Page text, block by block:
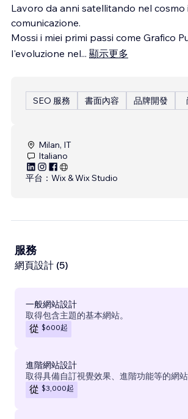
Lavoro da anni satellitando nel cosmo
comunicazione.
Mossi i miei primi passi come Grafico
l'evoluzione nel... 顯示更多
SEO 服務 書面內容 品牌開發
Milan, IT
Italiano
平台： Wix & Wix Studio
服務
網頁設計 (5)
一般網站設計
取得包含主題的基本網站。
從 $600起
進階網站設計
取得具備自訂視覺效果、進階功能等的網站
從 $3,000起